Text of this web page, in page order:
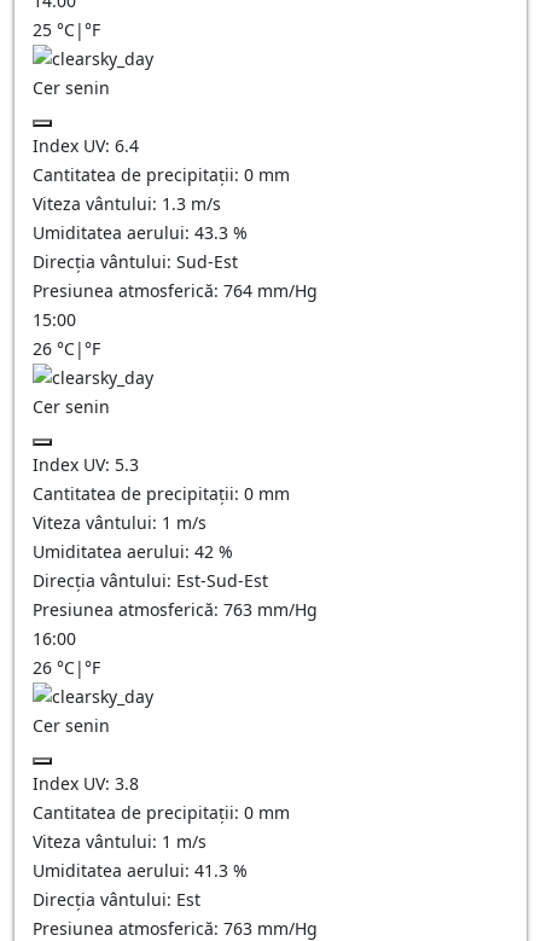
25 °C|°F
Cer senin
Index UV: 6.4
Cantitatea de precipitații: 0 mm
Viteza vântului: 1.3 m/s
Umiditatea aerului: 43.3 %
Direcția vântului: Sud-Est
Presiunea atmosferică: 764 mm/Hg
15:00
26 °C|°F
Cer senin
Index UV: 5.3
Cantitatea de precipitații: 0 mm
Viteza vântului: 1 m/s
Umiditatea aerului: 42 %
Direcția vântului: Est-Sud-Est
Presiunea atmosferică: 763 mm/Hg
16:00
26 °C|°F
Cer senin
Index UV: 3.8
Cantitatea de precipitații: 0 mm
Viteza vântului: 1 m/s
Umiditatea aerului: 41.3 %
Direcția vântului: Est
Presiunea atmosferică: 763 mm/Hg